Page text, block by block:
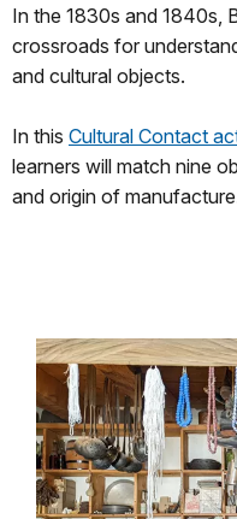
In the 1830s and 1840s,
crossroads for
and cultural objects.
In this Cultural Contact
learners will match nine
and origin of